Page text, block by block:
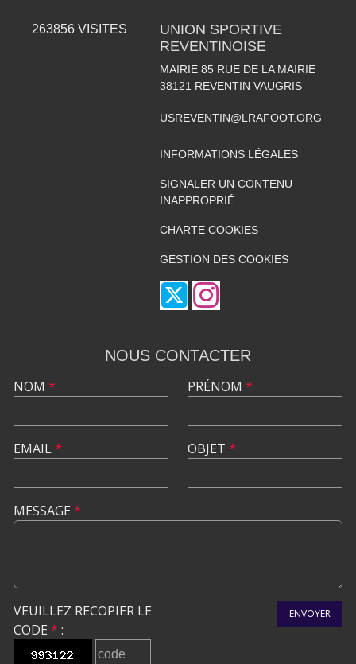
263856 VISITES
UNION SPORTIVE
REVENTINOISE
MAIRIE 85 RUE DE LA MAIRIE
38121 REVENTIN VAUGRIS
USREVENTIN@LRAFOOT.ORG
INFORMATIONS LÉGALES
SIGNALER UN CONTENU
INAPPROPRIÉ
CHARTE COOKIES
GESTION DES COOKIES
NOUS CONTACTER
NOM *
EMAIL*
PRÉNOM *
OBJET *
MESSAGE *
VEUILLEZ RECOPIER LE
CODE * :
ENVOYER